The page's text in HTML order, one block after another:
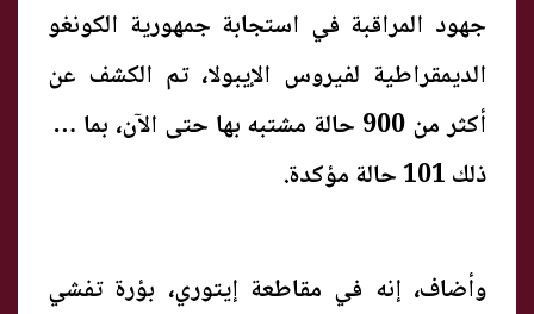
جهود المراقبة في استجابة جمهورية الكونغو
الديمقراطية لفيروس الإيبولا، تم الكشف عن
أكثر من 900 حالة مشتبه بها حتى الآن، بما في
ذلك 101 حالة مؤكدة.
وأضاف، إنه في مقاطعة إيتوري، بؤرة تفشي